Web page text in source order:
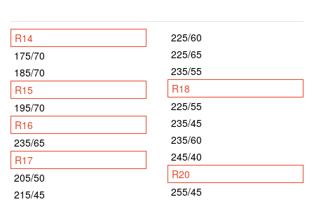
R14
175/70
185/70
R15
195/70
R16
235/65
R17
205/50
215/45
225/60
225/65
235/55
R18
225/55
235/45
235/60
245/40
R20
255/45